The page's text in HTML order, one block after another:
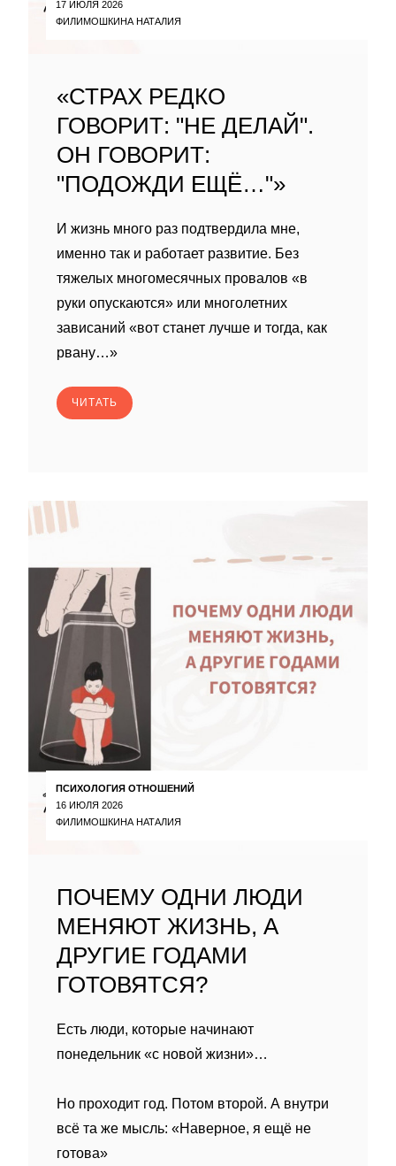
17 ИЮЛЯ 2026
ФИЛИМОШКИНА НАТАЛИЯ
«СТРАХ РЕДКО
ГОВОРИТ: "НЕ ДЕЛАЙ".
ОН ГОВОРИТ:
"ПОДОЖДИ ЕЩЁ…"»
И жизнь много раз подтвердила мне,
именно так и работает развитие. Без
тяжелых многомесячных провалов «в
руки опускаются» или многолетних
зависаний «вот станет лучше и тогда, как
рвану…»
ЧИТАТЬ
ПСИХОЛОГИЯ ОТНОШЕНИЙ
16 ИЮЛЯ 2026
ФИЛИМОШКИНА НАТАЛИЯ
ПОЧЕМУ ОДНИ ЛЮДИ
МЕНЯЮТ ЖИЗНЬ, А
ДРУГИЕ ГОДАМИ
ГОТОВЯТСЯ?
Есть люди, которые начинают
понедельник «с новой жизни»…
Но проходит год. Потом второй. А внутри
всё та же мысль: «Наверное, я ещё не
готова»